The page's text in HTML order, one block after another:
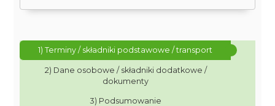
1) Terminy / składniki podstawowe / transport
2) Dane osobowe / składniki dodatkowe /
dokumenty
3) Podsumowanie